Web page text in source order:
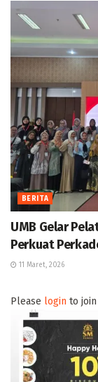
BERITA
UMB Gelar
Perkuat
11 Maret, 2026
Please login to